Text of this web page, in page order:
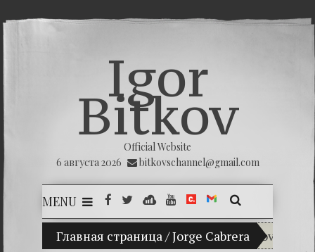
Igor
Bitkov
Official Website
6 августа 2026
bitkovschannel@gmail.com
MENU
Главная страница/Jorge Cabrera
(Español) Mi hijo Vladimir Bitkov, una